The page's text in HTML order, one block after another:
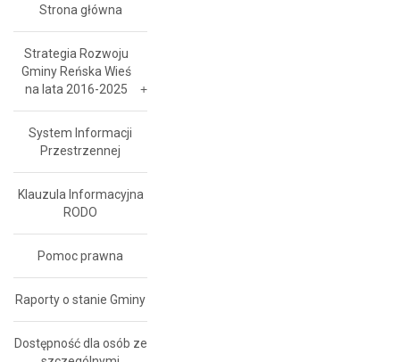
Strona główna
Strategia Rozwoju
Gminy Reńska Wieś
na lata 2016-2025
System Informacji
Przestrzennej
Klauzula Informacyjna
RODO
Pomoc prawna
Raporty o stanie Gminy
Dostępność dla osób ze